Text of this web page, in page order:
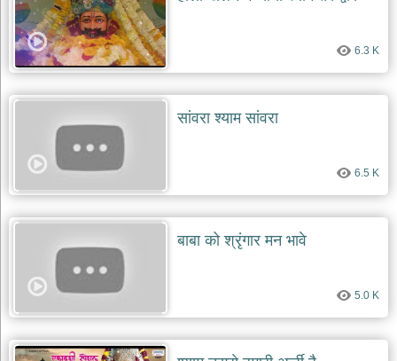
6.3 K
सांवरा श्याम सांवरा
6.5 K
बाबा को श्रृंगार मन भावे
5.0 K